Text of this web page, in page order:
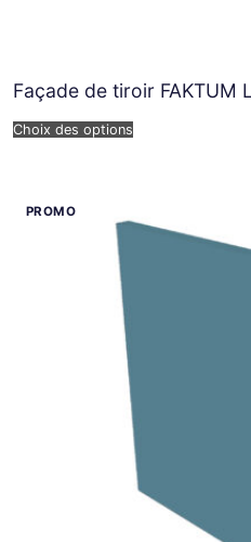
Façade de tiroir FAKTUM
Choix des options